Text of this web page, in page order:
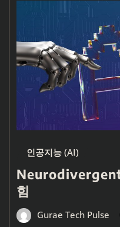
인공지능 (AI)
힘
Gurae Tech Pulse